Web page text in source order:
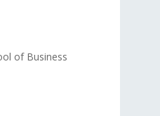
of Business